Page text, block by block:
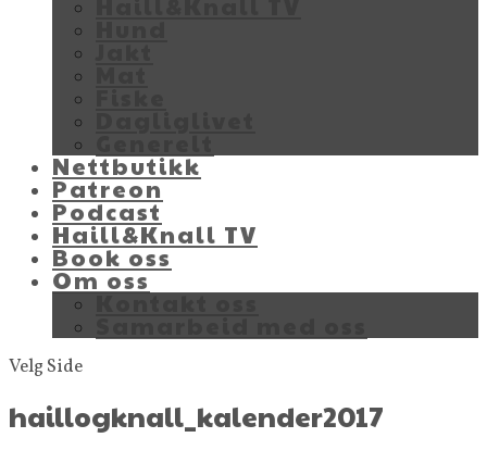
Nettbutikk
Patreon
Podcast
Haill&Knall TV
Book oss
Om oss
Kontakt oss
Velg Side
haillogknall_kalender2017